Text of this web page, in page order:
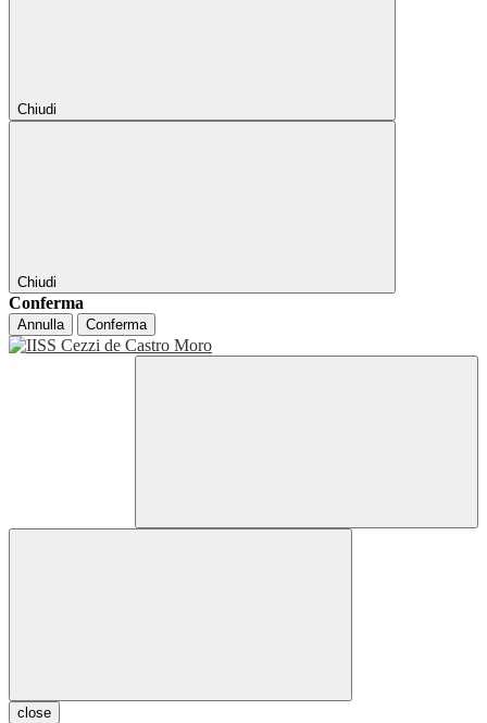
Chiudi
Chiudi
Conferma
Annulla Conferma
close